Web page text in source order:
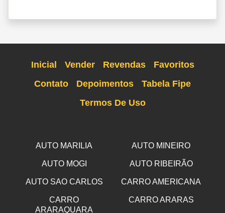
Inicial Vender Revendas
Favoritos
Contato
Depoimentos
Tabela Fipe
Termos De Uso
AUTO MARILIA AUTO MINEIRO
AUTO MOGI AUTO RIBEIRÃO
AUTO SAO CARLOS CARRO AMERICANA
CARRO
ARARAQUARA
CARRO ARARAS